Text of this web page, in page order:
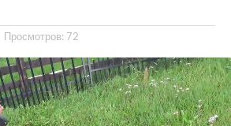
Просмотров: 72